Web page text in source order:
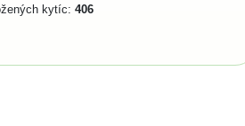
kytíc: 406